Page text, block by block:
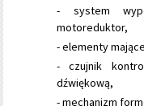
- system
motoreduktor,
- elementy
- czujnik
dźwiękową,
- mechanizm